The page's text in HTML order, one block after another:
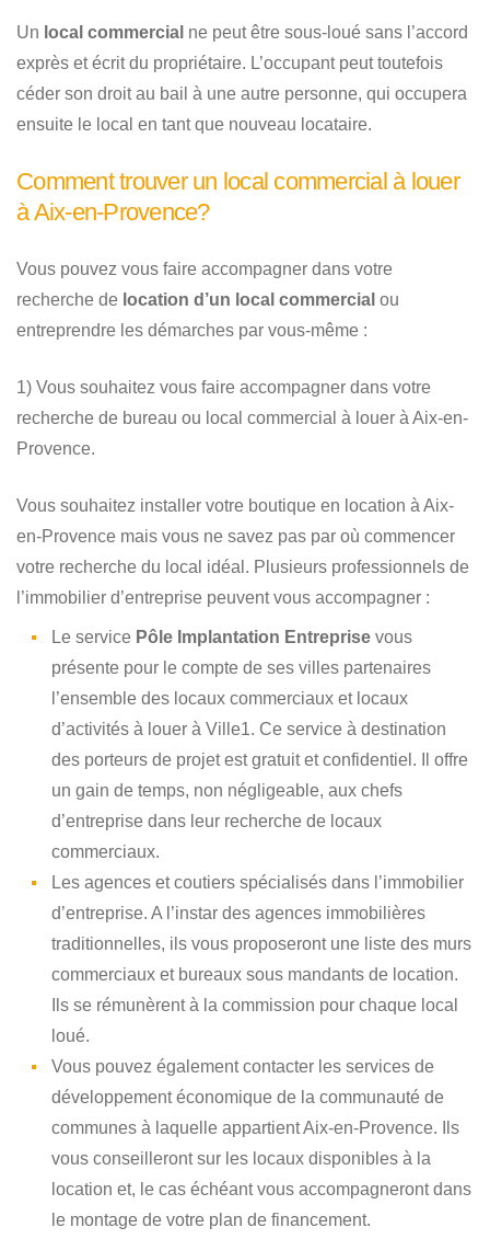
Un local commercial ne peut être sous-loué sans l’accord
exprès et écrit du propriétaire. L’occupant peut toutefois
céder son droit au bail à une autre personne, qui occupera
ensuite le local en tant que nouveau locataire.
Comment trouver un local commercial à louer
à Aix-en-Provence?
Vous pouvez vous faire accompagner dans votre
recherche de location d’un local commercial ou
entreprendre les démarches par vous-même :
1) Vous souhaitez vous faire accompagner dans votre
recherche de bureau ou local commercial à louer à Aix-en-
Provence.
Vous souhaitez installer votre boutique en location à Aix-
en-Provence mais vous ne savez pas par où commencer
votre recherche du local idéal. Plusieurs professionnels de
l’immobilier d’entreprise peuvent vous accompagner :
Le service Pôle Implantation Entreprise vous
présente pour le compte de ses villes partenaires
l’ensemble des locaux commerciaux et locaux
d’activités à louer à Ville1. Ce service à destination
des porteurs de projet est gratuit et confidentiel. Il offre
un gain de temps, non négligeable, aux chefs
d’entreprise dans leur recherche de locaux
commerciaux.
Les agences et coutiers spécialisés dans l’immobilier
d’entreprise. A l’instar des agences immobilières
traditionnelles, ils vous proposeront une liste des murs
commerciaux et bureaux sous mandants de location.
Ils se rémunèrent à la commission pour chaque local
loué.
Vous pouvez également contacter les services de
développement économique de la communauté de
communes à laquelle appartient Aix-en-Provence. Ils
vous conseilleront sur les locaux disponibles à la
location et, le cas échéant vous accompagneront dans
le montage de votre plan de financement.